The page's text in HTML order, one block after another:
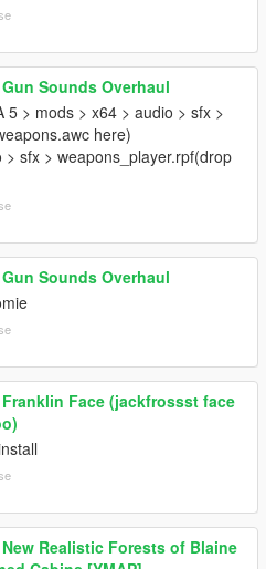
Gun Sounds Overhaul
5 > mods > x64 > audio > sfx >
here)
> sfx > weapons_player.rpf(drop
Gun Sounds Overhaul
Franklin Face (jackfrossst face
New Realistic Forests of Blaine